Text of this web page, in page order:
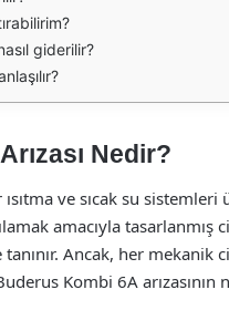
giderilir?
Nedir?
ve sıcak su sistemleri
amacıyla
tanınır. Ancak, her
Kombi 6A